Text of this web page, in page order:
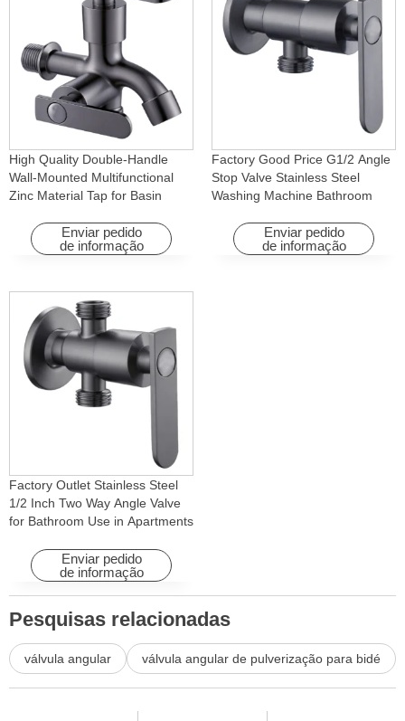
High Quality Double-Handle
Wall-Mounted Multifunctional
Zinc Material Tap for Basin
Homes
Enviar pedido
de informação
Factory Good Price G1/2 Angle
Stop Valve Stainless Steel
Washing Machine Bathroom
Apartments & Hotels
Enviar pedido
de informação
Factory Outlet Stainless Steel
1/2 Inch Two Way Angle Valve
for Bathroom Use in Apartments
Enviar pedido
de informação
Pesquisas relacionadas
válvula angular válvula angular de pulverização para bidé